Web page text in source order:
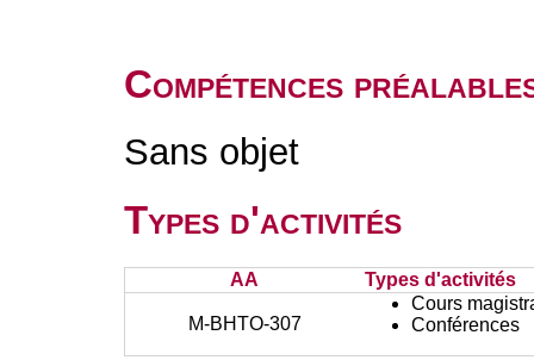
Compétences
Sans objet
Types d'activités
AA Types d'activités
M-BHTO-307
Cours
Conférences